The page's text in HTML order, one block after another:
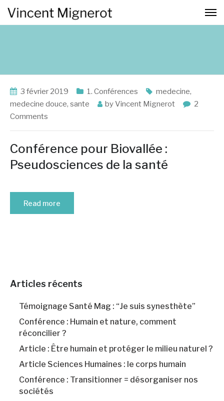
3 février 2019 1. Conférences medecine,
medecine douce, sante byVincent Mignerot
2
Comments
Conférence pour Biovallée :
Pseudosciences de la santé
Read more
Articles récents
Témoignage Santé Mag : “Je suis synesthète”
Conférence : Humain et nature, comment
réconcilier ?
Article : Être humain et protéger le milieu naturel ?
Article Sciences Humaines : le corps humain
Conférence : Transitionner = désorganiser nos
sociétés